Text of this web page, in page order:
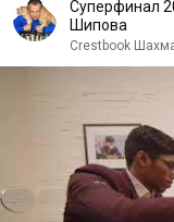
Суперфинал
Шипова
Crestbook